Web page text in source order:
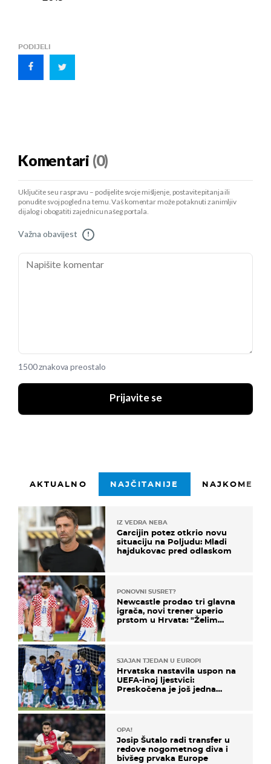
PODIJELI
Komentari (0)
Uključite se u raspravu – podijelite svoje mišljenje, postavite pitanja ili
ponudite svoj pogled na temu. Vaš komentar može potaknuti zanimljiv
dijalog i obogatiti zajednicu našeg portala.
Važna obavijest !
1500 znakova preostalo
Prijavite se
AKTUALNO NAJČITANIJE
IZ VEDRA NEBA
Garcijin potez otkrio novu
situaciju na Poljudu: Mladi
hajdukovac pred odlaskom
PONOVNI SUSRET?
Newcastle prodao tri glavna
igrača, novi trener uperio
prstom u Hrvata: "Želim
SJAJAN TJEDAN U EUROPI
Hrvatska nastavila uspon na
UEFA-inoj ljestvici:
Preskočena je još jedna
OPA!
Josip Šutalo radi transfer u
redove nogometnog diva i
bivšeg prvaka Europe